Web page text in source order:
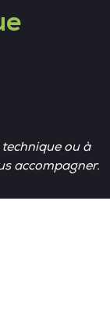
ou à
accompagner.